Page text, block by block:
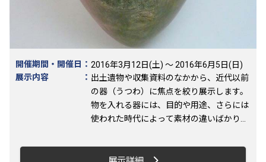
開催期間・開催日 ： 2016年3月12日(土) ～ 2016年6月5日(日)
展示内容
： 出土遺物や収集資料のなかから、近代以前
の器（うつわ）に焦点を絞り展示します。
物を入れる器には、目的や用途、さらには
使われた時代によって素材の違いばかりで
ような器がいつ・なぜ・どのように使われ
たかを知ることによって、横須賀の歴史や